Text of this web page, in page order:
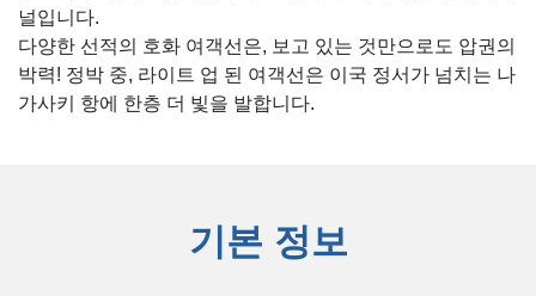
널입니다.
다양한 선적의 호화 여객선은, 보고 있는 것만으로도 압권의
박력! 정박 중, 라이트 업 된 여객선은 이국 정서가 넘치는 나
가사키 항에 한층 더 빛을 발합니다.
기본 정보